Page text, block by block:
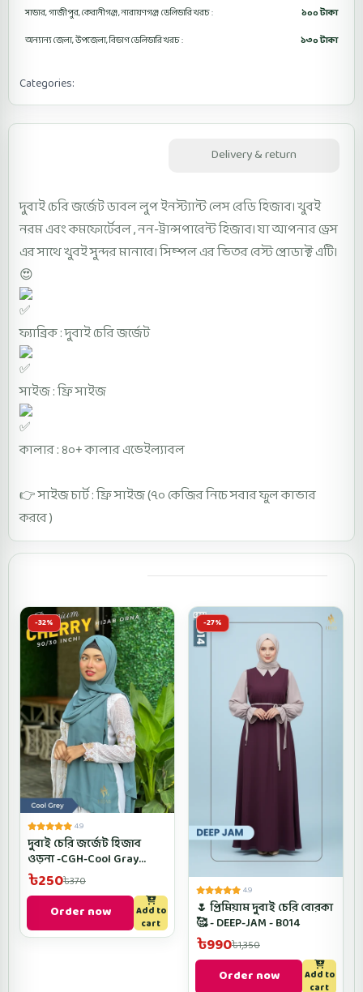
সাভার, গাজীপুর, কেরানীগঞ্জ, নারায়ণগঞ্জ ডেলিভারি খরচ :
১০০ টাকা
অন্যান্য জেলা, উপজেলা, বিভাগ ডেলিভারি খরচ :
১৩০ টাকা
Categories:
Delivery & return
দুবাই চেরি জর্জেট ডাবল লুপ ইনস্ট্যান্ট লেস রেডি হিজাব। খুবই
নরম এবং কমফোর্টেবল , নন-ট্রান্সপারেন্ট হিজাব। যা আপনার ড্রেস
এর সাথে খুবই সুন্দর মানাবে। সিম্পল এর ভিতর বেস্ট প্রোডাক্ট এটি।
😍
ফ্যাব্রিক : দুবাই চেরি জর্জেট
সাইজ : ফ্রি সাইজ
কালার : ৪০+ কালার এভেইল্যাবল
👉 সাইজ চার্ট : ফ্রি সাইজ (৭০ কেজির নিচে সবার ফুল কাভার
করবে )
-32%
4.9
দুবাই চেরি জর্জেট হিজাব
ওড়না -CGH-Cool Gray
Color
৳250৳370
Order now
Add to
cart
-27%
4.9
🌷 প্রিমিয়াম দুবাই চেরি বোরকা
🥰 - DEEP-JAM - B014
৳990৳1,350
Order now
Add to
cart